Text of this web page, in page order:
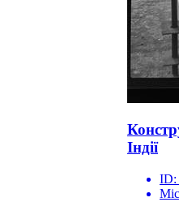
Індії
ID: